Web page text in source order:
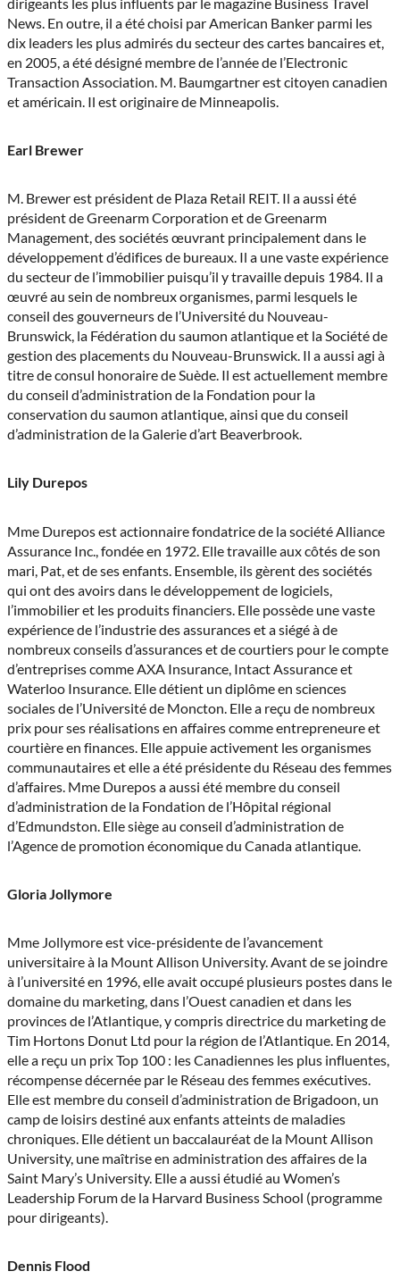
News. En outre, il a été choisi par American Banker parmi les
dix leaders les plus admirés du secteur des cartes bancaires et,
en 2005, a été désigné membre de l’année de l’Electronic
Transaction Association. M. Baumgartner est citoyen canadien
et américain. Il est originaire de Minneapolis.
Earl Brewer
M. Brewer est président de Plaza Retail REIT. Il a aussi été
président de Greenarm Corporation et de Greenarm
Management, des sociétés œuvrant principalement dans le
développement d’édifices de bureaux. Il a une vaste expérience
du secteur de l’immobilier puisqu’il y travaille depuis 1984. Il a
œuvré au sein de nombreux organismes, parmi lesquels le
conseil des gouverneurs de l’Université du Nouveau-
Brunswick, la Fédération du saumon atlantique et la Société de
gestion des placements du Nouveau-Brunswick. Il a aussi agi à
titre de consul honoraire de Suède. Il est actuellement membre
du conseil d’administration de la Fondation pour la
conservation du saumon atlantique, ainsi que du conseil
d’administration de la Galerie d’art Beaverbrook.
Lily Durepos
Mme Durepos est actionnaire fondatrice de la société Alliance
Assurance Inc., fondée en 1972. Elle travaille aux côtés de son
mari, Pat, et de ses enfants. Ensemble, ils gèrent des sociétés
qui ont des avoirs dans le développement de logiciels,
l’immobilier et les produits financiers. Elle possède une vaste
expérience de l’industrie des assurances et a siégé à de
nombreux conseils d’assurances et de courtiers pour le compte
d’entreprises comme AXA Insurance, Intact Assurance et
Waterloo Insurance. Elle détient un diplôme en sciences
sociales de l’Université de Moncton. Elle a reçu de nombreux
prix pour ses réalisations en affaires comme entrepreneure et
courtière en finances. Elle appuie activement les organismes
communautaires et elle a été présidente du Réseau des femmes
d’affaires. Mme Durepos a aussi été membre du conseil
d’administration de la Fondation de l’Hôpital régional
d’Edmundston. Elle siège au conseil d’administration de
l’Agence de promotion économique du Canada atlantique.
Gloria Jollymore
Mme Jollymore est vice-présidente de l’avancement
universitaire à la Mount Allison University. Avant de se joindre
à l’université en 1996, elle avait occupé plusieurs postes dans le
domaine du marketing, dans l’Ouest canadien et dans les
provinces de l’Atlantique, y compris directrice du marketing de
Tim Hortons Donut Ltd pour la région de l’Atlantique. En 2014,
elle a reçu un prix Top 100 : les Canadiennes les plus influentes,
récompense décernée par le Réseau des femmes exécutives.
Elle est membre du conseil d’administration de Brigadoon, un
camp de loisirs destiné aux enfants atteints de maladies
chroniques. Elle détient un baccalauréat de la Mount Allison
University, une maîtrise en administration des affaires de la
Saint Mary’s University. Elle a aussi étudié au Women’s
Leadership Forum de la Harvard Business School (programme
pour dirigeants).
Dennis Flood